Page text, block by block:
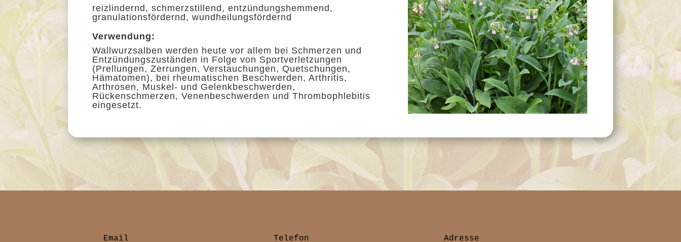
reizlindernd, schmerzstillend, entzündungshemmend,
granulationsfördernd, wundheilungsfördernd
Verwendung:
Wallwurzsalben werden heute vor allem bei Schmerzen und
Entzündungszuständen in Folge von Sportverletzungen
(Prellungen, Zerrungen, Verstauchungen, Quetschungen,
Hämatomen), bei rheumatischen Beschwerden, Arthritis,
Arthrosen, Muskel- und Gelenkbeschwerden,
Rückenschmerzen, Venenbeschwerden und Thrombophlebitis
eingesetzt.
Telefon Adresse